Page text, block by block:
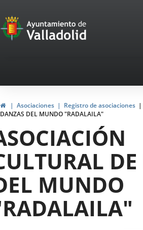
Portal
de
navegación
InicioAsociaciones Registro de asociaciones
DANZAS DEL MUNDO "RADALAILA"
MUNDO